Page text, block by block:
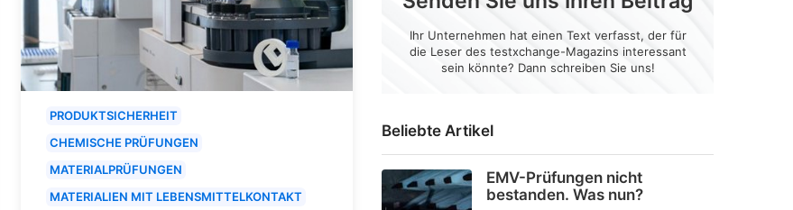
Beliebte Artikel
EMV-Prüfungen nicht
bestanden. Was nun?
Ihr Unternehmen hat einen Text verfasst, der für
die Leser des testxchange-Magazins interessant
sein könnte? Dann schreiben Sie uns!
PRODUKTSICHERHEIT
CHEMISCHE PRÜFUNGEN
MATERIALPRÜFUNGEN
MATERIALIEN MIT LEBENSMITTELKONTAKT